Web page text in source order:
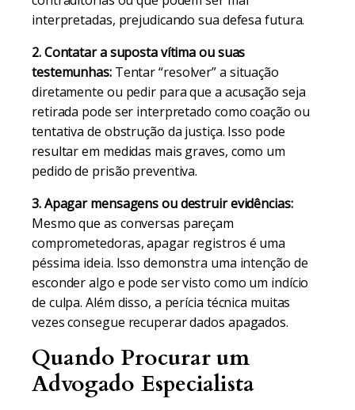
interpretadas, prejudicando sua defesa futura.
2. Contatar a suposta vítima ou suas
testemunhas:Tentar “resolver” a situação
diretamente ou pedir para que a acusação seja
retirada pode ser interpretado como coação ou
tentativa de obstrução da justiça. Isso pode
resultar em medidas mais graves, como um
pedido de prisão preventiva.
3. Apagar mensagens ou destruir evidências:
Mesmo que as conversas pareçam
comprometedoras, apagar registros é uma
péssima ideia. Isso demonstra uma intenção de
esconder algo e pode ser visto como um indício
de culpa. Além disso, a perícia técnica muitas
vezes consegue recuperar dados apagados.
Quando Procurar um
Advogado Especialista